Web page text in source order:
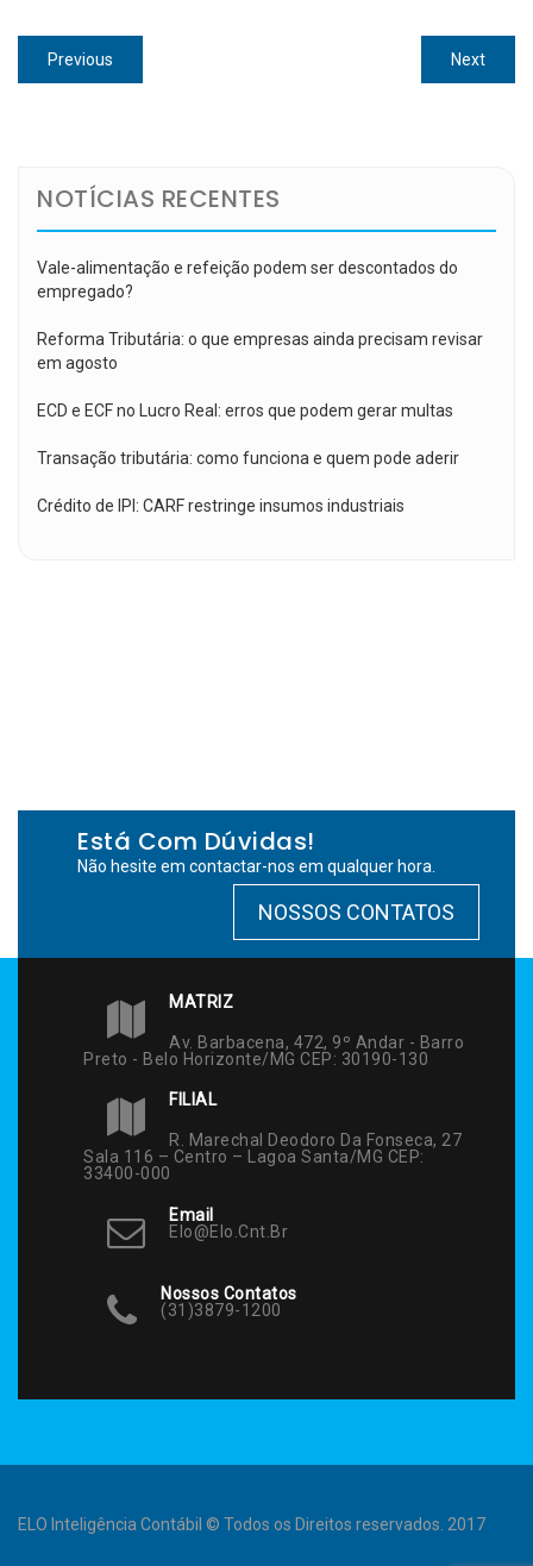
Navegação
de
Previous
post:
NextNext
post:
NOTÍCIAS RECENTES
Vale-alimentação e refeição podem ser descontados do
empregado?
Reforma Tributária: o que empresas ainda precisam revisar
em agosto
ECD e ECF no Lucro Real: erros que podem gerar multas
Transação tributária: como funciona e quem pode aderir
Crédito de IPI: CARF restringe insumos industriais
Está Com Dúvidas!
Não hesite em contactar-nos em qualquer hora.
NOSSOS CONTATOS
MATRIZ
Av. Barbacena, 472, 9º Andar - Barro
Preto - Belo Horizonte/MG CEP: 30190-130
FILIAL
R. Marechal Deodoro Da Fonseca, 27
Sala 116 – Centro – Lagoa Santa/MG CEP:
33400-000
Email
Elo@elo.cnt.br
Nossos Contatos
(31)3879-1200
ELO Inteligência Contábil © Todos os Direitos reservados. 2017